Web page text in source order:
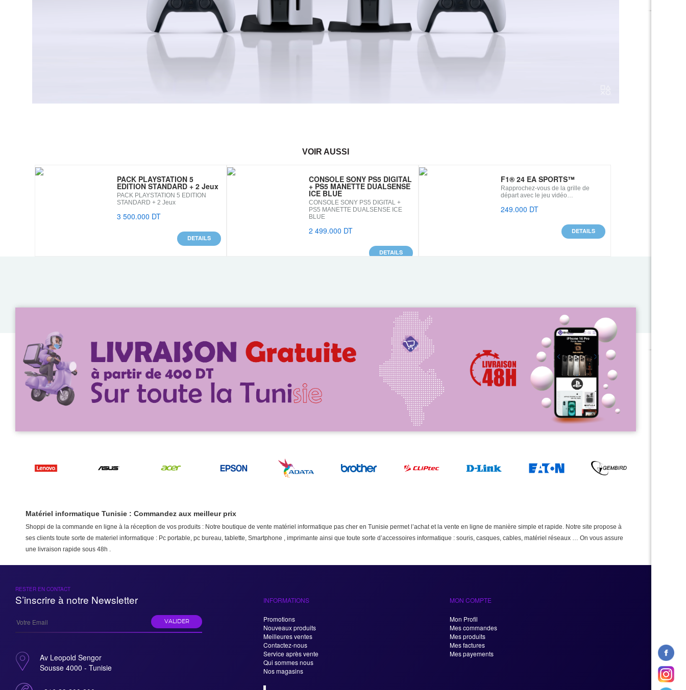
VOIR AUSSI
PACK PLAYSTATION 5
EDITION STANDARD + 2 Jeux
PACK PLAYSTATION 5 EDITION
STANDARD + 2 Jeux
3 500.000 DT
DETAILS
CONSOLE SONY PS5 DIGITAL
+ PS5 MANETTE DUALSENSE
ICE BLUE
CONSOLE SONY PS5 DIGITAL +
PS5 MANETTE DUALSENSE ICE
BLUE
2 499.000 DT
DETAILS
F1® 24 EA SPORTS™
Rapprochez-vous de la grille de
départ avec le jeu vidéo…
249.000 DT
DETAILS
Matériel informatique Tunisie : Commandez aux meilleur prix
Shoppi de la commande en ligne à la réception de vos produits : Notre boutique de vente matériel informatique pas cher en Tunisie permet l’achat et la vente en ligne de manière simple et rapide. Notre site propose à
ses clients toute sorte de materiel informatique : Pc portable, pc bureau, tablette, Smartphone , imprimante ainsi que toute sorte d’accessoires informatique : souris, casques, cables, matériel réseaux … On vous assure
une livraison rapide sous 48h .
RESTER EN CONTACT
S’inscrire à notre Newsletter
VALIDER
Av Leopold Sengor
Sousse 4000 - Tunisie
INFORMATIONS
Promotions
Nouveaux produits
Meilleures ventes
Contactez-nous
Service après vente
Qui sommes nous
Nos magasins
MON COMPTE
Mon Profil
Mes commandes
Mes produits
Mes factures
Mes payements